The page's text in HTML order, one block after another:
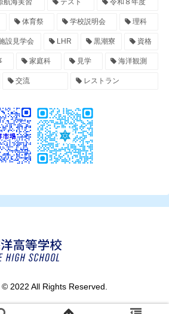
航海実習 テスト 令和８年度
体育祭 学校説明会 理科
設見学会 LHR 黒潮寮 資格
家庭科 見学 海洋観測
交流 レストラン
2022 All Rights Reserved.